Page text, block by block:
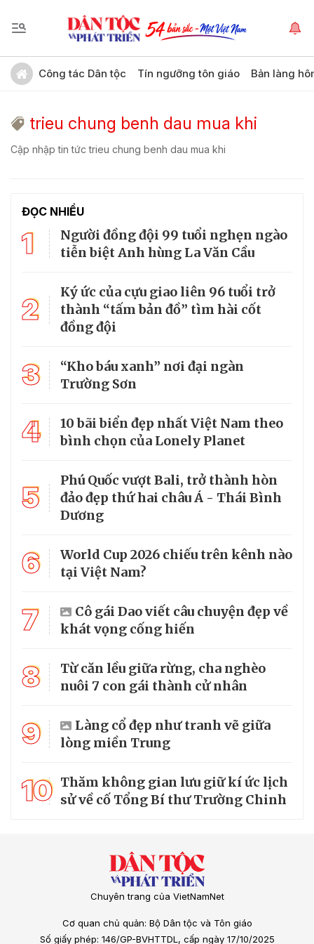
Công tác Dân tộc Tín ngưỡng tôn giáo Bản làng
trieu chung benh dau mua khi
Cập nhập tin tức trieu chung benh dau mua khi
ĐỌC NHIỀU
1
Người đồng đội 99 tuổi nghẹn ngào
tiễn biệt Anh hùng La Văn Cầu
2
Ký ức của cựu giao liên 96 tuổi trở
thành “tấm bản đồ” tìm hài cốt
đồng đội
3
“Kho báu xanh” nơi đại ngàn
Trường Sơn
4
10 bãi biển đẹp nhất Việt Nam theo
bình chọn của Lonely Planet
5
Phú Quốc vượt Bali, trở thành hòn
đảo đẹp thứ hai châu Á - Thái Bình
Dương
6
World Cup 2026 chiếu trên kênh nào
tại Việt Nam?
7
Cô gái Dao viết câu chuyện đẹp về
khát vọng cống hiến
8
Từ căn lều giữa rừng, cha nghèo
nuôi 7 con gái thành cử nhân
9
Làng cổ đẹp như tranh vẽ giữa
lòng miền Trung
10 Thăm không gian lưu giữ kí ức lịch
sử về cố Tổng Bí thư Trường Chinh
Chuyên trang của VietNamNet
Cơ quan chủ quản: Bộ Dân tộc và Tôn giáo
Số giấy phép: 146/GP-BVHTTDL, cấp ngày 17/10/2025